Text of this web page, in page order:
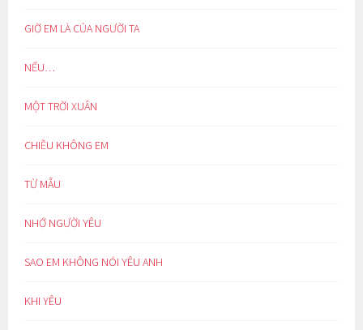
GIỜ EM LÀ CỦA NGƯỜI TA
NẾU…
MỘT TRỜI XUÂN
CHIỀU KHÔNG EM
TỪ MẪU
NHỚ NGƯỜI YÊU
SAO EM KHÔNG NÓI YÊU ANH
KHI YÊU